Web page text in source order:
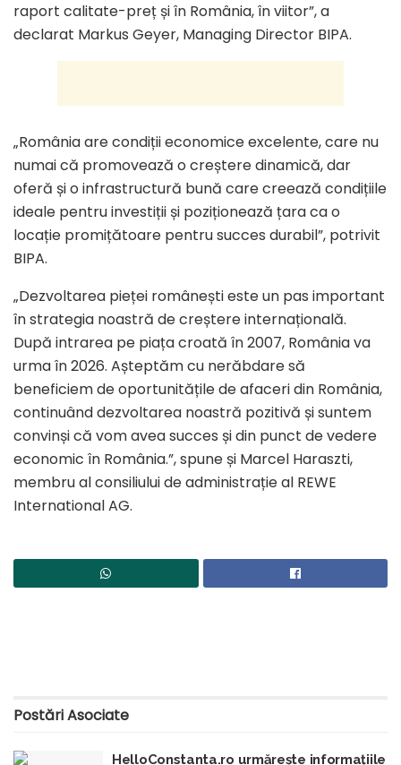
raport calitate-preț și în România, în viitor”, a
declarat Markus Geyer, Managing Director BIPA.
„România are condiții economice excelente, care nu
numai că promovează o creștere dinamică, dar
oferă și o infrastructură bună care creează condițiile
ideale pentru investiții și poziționează țara ca o
locație promițătoare pentru succes durabil”, potrivit
BIPA.
„Dezvoltarea pieței românești este un pas important
în strategia noastră de creștere internațională.
După intrarea pe piața croată în 2007, România va
urma în 2026. Așteptăm cu nerăbdare să
beneficiem de oportunitățile de afaceri din România,
continuând dezvoltarea noastră pozitivă și suntem
convinși că vom avea succes și din punct de vedere
economic în România.”, spune și Marcel Haraszti,
membru al consiliului de administrație al REWE
International AG.
PostăriAsociate
HelloConstanta.ro urmărește informațiile